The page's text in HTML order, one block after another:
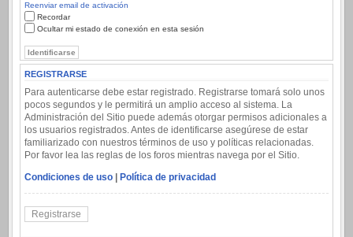
Reenviar email de activación
Recordar
Ocultar mi estado de conexión en esta sesión
REGISTRARSE
Para autenticarse debe estar registrado. Registrarse tomará solo unos
pocos segundos y le permitirá un amplio acceso al sistema. La
Administración del Sitio puede además otorgar permisos adicionales a
los usuarios registrados. Antes de identificarse asegúrese de estar
familiarizado con nuestros términos de uso y políticas relacionadas.
Por favor lea las reglas de los foros mientras navega por el Sitio.
Condiciones de uso | Política de privacidad
Registrarse